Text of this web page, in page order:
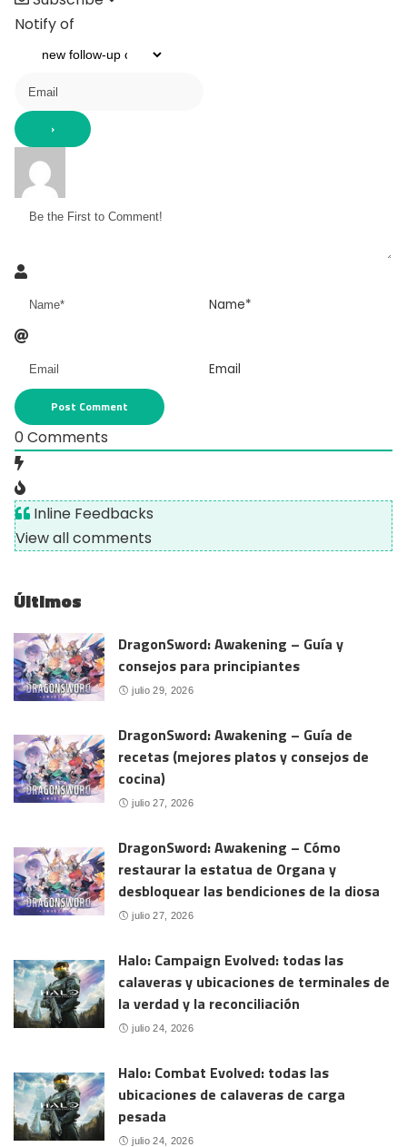
Notify of
Name*
Email
0Comments
Inline Feedbacks
View all comments
Últimos
DragonSword: Awakening – Guía y
consejos para principiantes
julio 29, 2026
DragonSword: Awakening – Guía de
recetas (mejores platos y consejos de
cocina)
julio 27, 2026
DragonSword: Awakening – Cómo
restaurar la estatua de Organa y
desbloquear las bendiciones de la diosa
julio 27, 2026
Halo: Campaign Evolved: todas las
calaveras y ubicaciones de terminales de
la verdad y la reconciliación
julio 24, 2026
Halo: Combat Evolved: todas las
ubicaciones de calaveras de carga
pesada
julio 24, 2026